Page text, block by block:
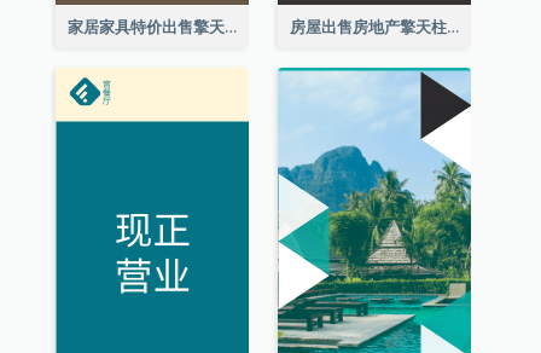
家居家具特价出售擎天柱广告 房屋出售房地产擎天柱广告